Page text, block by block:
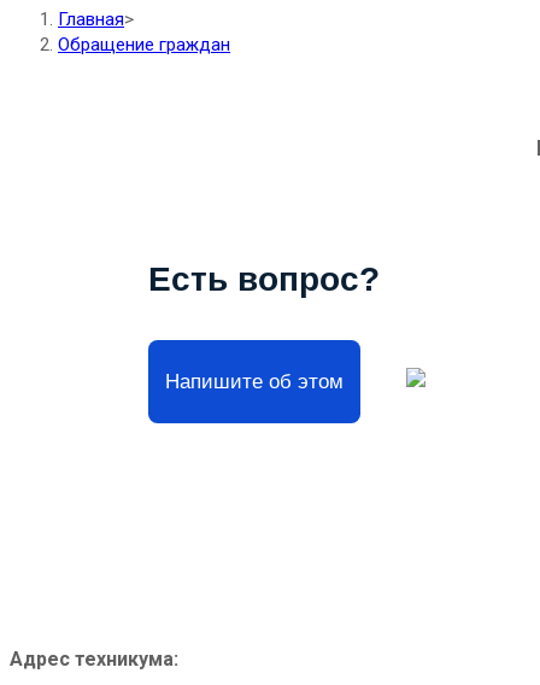
Главная>
Обращение граждан
Есть вопрос?
Напишите об этом
Адрес техникума: